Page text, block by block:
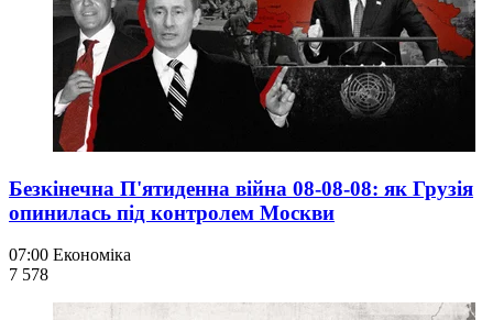
Безкінечна П'ятиденна війна 08-08-08: як Грузія
опинилась під контролем Москви
07:00 Економіка
7 578